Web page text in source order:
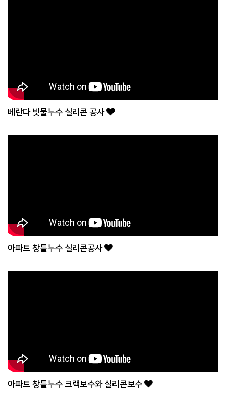
베란다 빗물누수 실리콘 공사
아파트 창틀누수 실리콘공사
아파트 창틀누수 크랙보수와 실리콘보수